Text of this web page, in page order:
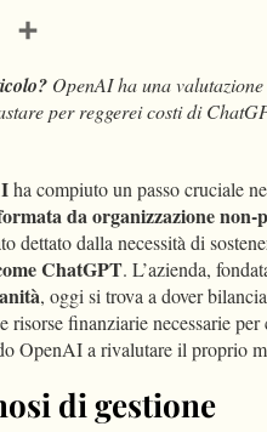
LinkedIn
OpenAI ha una
per reggerei costi di
ha compiuto un passo cruciale
da organizzazione
dettato dalla necessità di
ChatGPT. L’azienda,
, oggi si trova a dover
risorse finanziarie necessarie
OpenAI a rivalutare il proprio
di gestione